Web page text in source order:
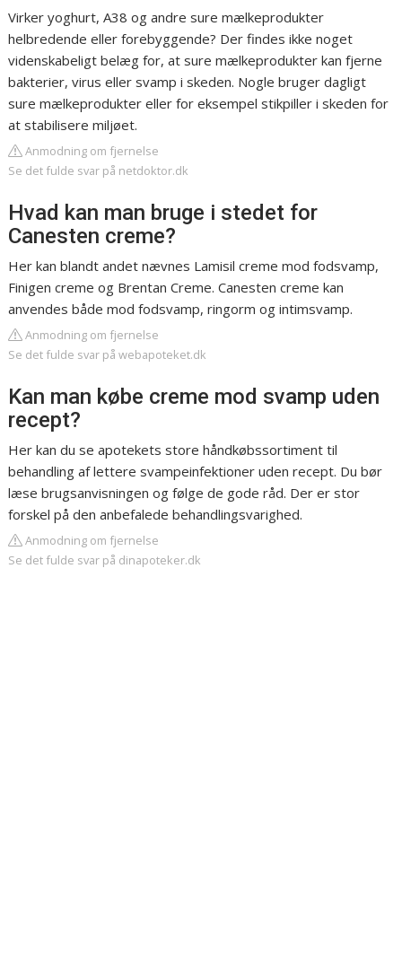
Virker yoghurt, A38 og andre sure mælkeprodukter
helbredende eller forebyggende? Der findes ikke noget
videnskabeligt belæg for, at sure mælkeprodukter kan fjerne
bakterier, virus eller svamp i skeden. Nogle bruger dagligt
sure mælkeprodukter eller for eksempel stikpiller i skeden for
at stabilisere miljøet.
Anmodning om fjernelse
Se det fulde svar på netdoktor.dk
Hvad kan man bruge i stedet for
Canesten creme?
Her kan blandt andet nævnes Lamisil creme mod fodsvamp,
Finigen creme og Brentan Creme. Canesten creme kan
anvendes både mod fodsvamp, ringorm og intimsvamp.
Anmodning om fjernelse
Se det fulde svar på webapoteket.dk
Kan man købe creme mod svamp uden
recept?
Her kan du se apotekets store håndkøbssortiment til
behandling af lettere svampeinfektioner uden recept. Du bør
læse brugsanvisningen og følge de gode råd. Der er stor
forskel på den anbefalede behandlingsvarighed.
Anmodning om fjernelse
Se det fulde svar på dinapoteker.dk